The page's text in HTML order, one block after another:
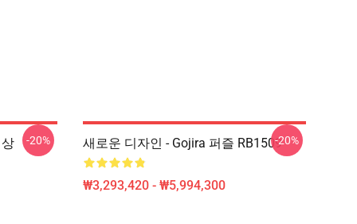
-20% 새로운 디자인 - Gojira 퍼즐 RB1509
₩3,293,420 - ₩5,994,300
-20%